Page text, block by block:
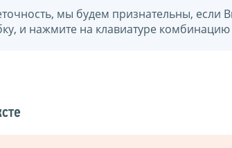
мы будем признательны, если
и нажмите на клавиатуре